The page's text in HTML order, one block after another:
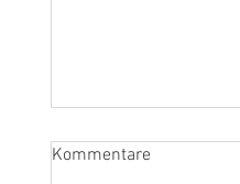
Kommentare